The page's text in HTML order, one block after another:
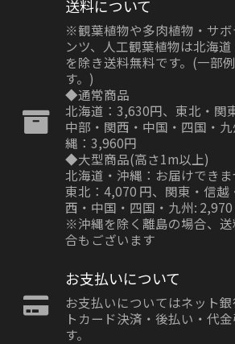
送料について
※観葉植物や多肉植物・サボ
ンツ、人工観葉植物は北海
を除き送料無料です。(一部
す。)
◆通常商品
北海道：3,630円、東北・関
中部・関西・中国・四国・
縄：3,960円
◆大型商品(高さ1m以上)
北海道・沖縄：お届けできま
東北：4,070 円、関東・信越
西・中国・四国・九州: 2,970
※沖縄を除く離島の場合、
合もございます
お支払いについて
お支払いについてはネット
トカード決済・後払い・代
す。